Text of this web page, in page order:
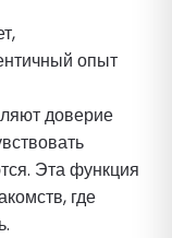
опыт
доверие
Эта функция
где